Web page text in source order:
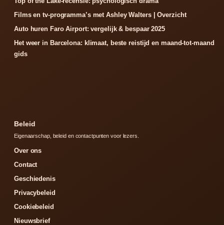
Films en tv-programma’s met Ashley Walters | Overzicht
Auto huren Faro Airport: vergelijk & bespaar 2025
Het weer in Barcelona: klimaat, beste reistijd en maand-tot-maand
gids
Beleid
Eigenaarschap, beleid en contactpunten voor lezers.
Over ons
Contact
Geschiedenis
Privacybeleid
Cookiebeleid
Nieuwsbrief